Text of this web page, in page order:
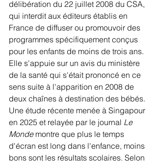
délibération du 22 juillet 2008 du CSA,
qui interdit aux éditeurs établis en
France de diffuser ou promouvoir des
programmes spécifiquement conçus
pour les enfants de moins de trois ans.
Elle s'appuie sur un avis du ministère
de la santé qui s'était prononcé en ce
sens suite à l'apparition en 2008 de
deux chaînes à destination des bébés.
Une étude récente menée à Singapour
en 2025 et relayée par le journal Le
Monde montre que plus le temps
d'écran est long dans l'enfance, moins
bons sont les résultats scolaires. Selon